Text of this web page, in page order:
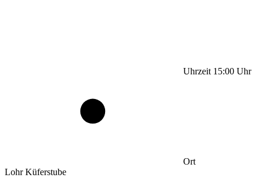
Uhrzeit 15:00 Uhr
Ort
Lohr Küferstube